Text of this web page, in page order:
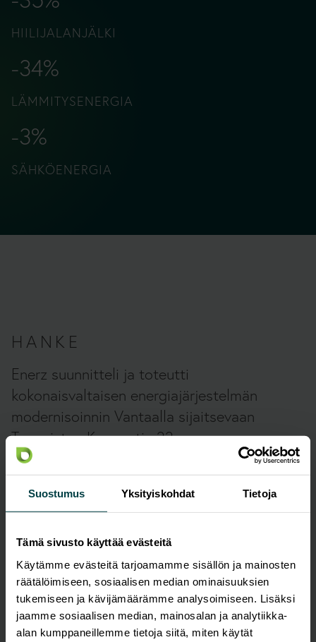
Suostumus Yksityiskohdat Tietoja
Tämä sivusto käyttää evästeitä
Käytämme evästeitä tarjoamamme sisällön ja mainosten
räätälöimiseen, sosiaalisen median ominaisuuksien
tukemiseen ja kävijämäärämme analysoimiseen. Lisäksi
jaamme sosiaalisen median, mainosalan ja analytiikka-
alan kumppaneillemme tietoja siitä, miten käytät
HIILIJALANJÄLKI
-34%
LÄMMITYSENERGIA
-3%
SÄHKÖENERGIA
HANKE
Enerz suunnitteli ja toteutti
kokonaisvaltaisen energiajärjestelmän
modernisoinnin Vantaalla sijaitsevaan
Tammiston Kauppatie 22 -
toimistokiinteistöön. Kiinteistön
talotekniikka koki kattavan
energiatehokkuusparannuksen.
Energiajärjestelmän modernisointi sisälsi
ilmanvaihtokoneen puhaltimien uusimisen EC-
puhaltimiksi, rakennusautomaatiojärjestelmän
uusimisen, ilma-vesilämpöpumppujärjestelmän ja
toimistotilojen jäähdytyksen asentamisen.
Energiatehokkuustoimenpiteiden avulla pyrimme